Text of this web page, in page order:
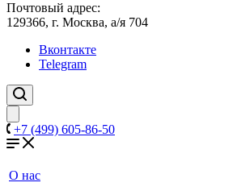
Почтовый адрес:
129366, г. Москва, а/я 704
Вконтакте
Telegram
+7 (499) 605-86-50
О нас